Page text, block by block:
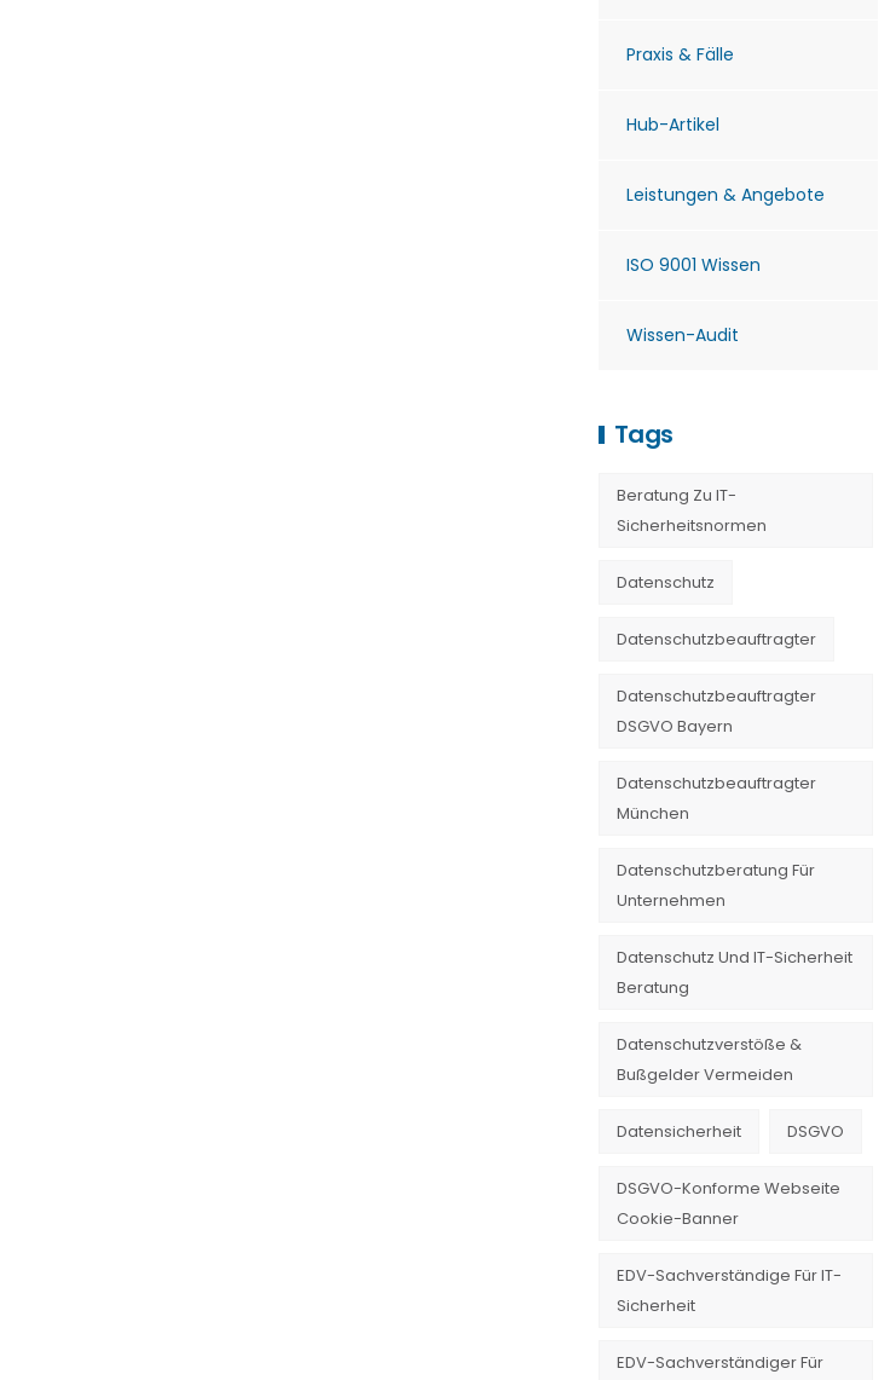
Praxis & Fälle
Hub-Artikel
Leistungen & Angebote
ISO 9001 Wissen
Wissen-Audit
Tags
Beratung Zu IT-
Sicherheitsnormen
Datenschutz
Datenschutzbeauftragter
Datenschutzbeauftragter
DSGVO Bayern
Datenschutzbeauftragter
München
Datenschutzberatung Für
Unternehmen
Datenschutz Und IT-Sicherheit
Beratung
Datenschutzverstöße &
Bußgelder Vermeiden
Datensicherheit DSGVO
DSGVO-Konforme Webseite
Cookie-Banner
EDV-Sachverständige Für IT-
Sicherheit
EDV-Sachverständiger Für